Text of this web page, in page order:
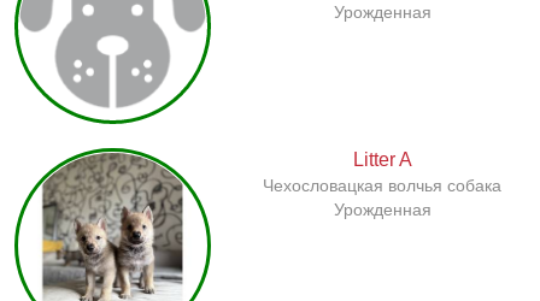
Урожденная
Litter A
Чехословацкая волчья собака
Урожденная